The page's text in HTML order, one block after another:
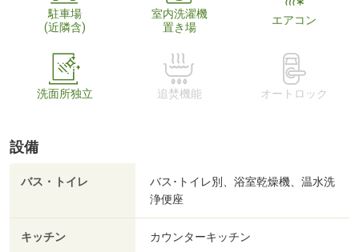
駐車場
(近隣含)
室内洗濯機
置き場
エアコン
洗面所独立 追焚機能 オートロック
設備
バス・トイレ
バス･トイレ別、浴室乾燥機、温水洗
浄便座
キッチン カウンターキッチン